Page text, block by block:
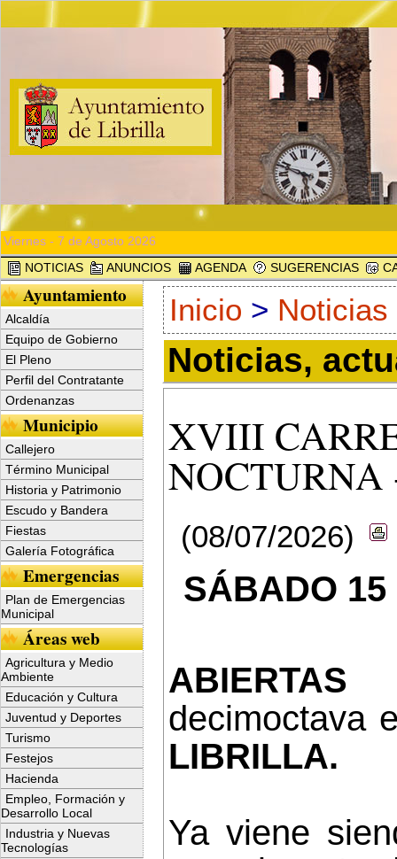
Viernes - 7 de Agosto 2026
NOTICIAS
ANUNCIOS AGENDA SUGERENCIAS
Ayuntamiento
Alcaldía
Equipo de Gobierno
El Pleno
Perfil del Contratante
Ordenanzas
Municipio
Callejero
Término Municipal
Historia y Patrimonio
Escudo y Bandera
Fiestas
Galería Fotográfica
Emergencias
Plan de Emergencias
Municipal
Áreas web
Agricultura y Medio
Ambiente
Educación y Cultura
Juventud y Deportes
Turismo
Festejos
Hacienda
Empleo, Formación y
Desarrollo Local
Industria y Nuevas
Tecnologías
Inicio > Noticias
Noticias,
XVIII
(08/07/2026)
SÁBADO 15
decimoctava
LIBRILLA.
Ya viene